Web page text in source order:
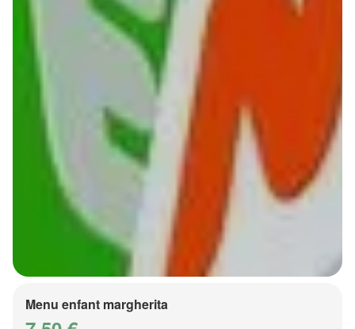
Menu enfant margherita